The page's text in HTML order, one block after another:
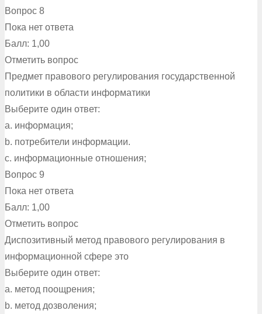
Вопрос 8
Пока нет ответа
Балл: 1,00
Отметить вопрос
Предмет правового регулирования государственной
политики в области информатики
Выберите один ответ:
a. информация;
b. потребители информации.
c. информационные отношения;
Вопрос 9
Пока нет ответа
Балл: 1,00
Отметить вопрос
Диспозитивный метод правового регулирования в
информационной сфере это
Выберите один ответ:
a. метод поощрения;
b. метод дозволения;